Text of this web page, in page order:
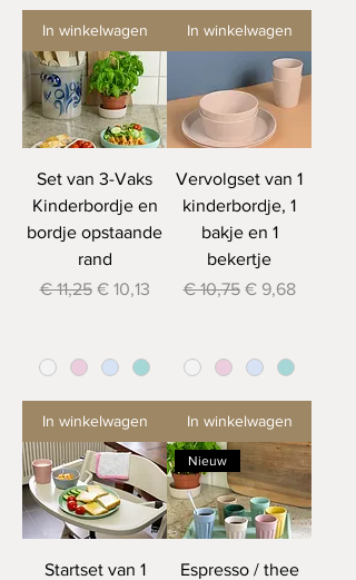
In winkelwagen In winkelwagen
Set van 3-Vaks
Kinderbordje en
bordje opstaande
rand
Normale prijs
€ 11,25 Verkoopprijs
€ 10,13
In winkelwagen
Vervolgset van 1
kinderbordje, 1
bakje en 1
bekertje
Normale prijs
€ 10,75 Verkoopprijs
€ 9,68
In winkelwagen
Startset van 1
Nieuw
Espresso / thee